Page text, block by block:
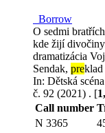
Borrow
O sedmi
kde žijí
dramatizácia
Sendak, preklad
In: Dětská
č. 92 (2021) . [
Call number
N 3365